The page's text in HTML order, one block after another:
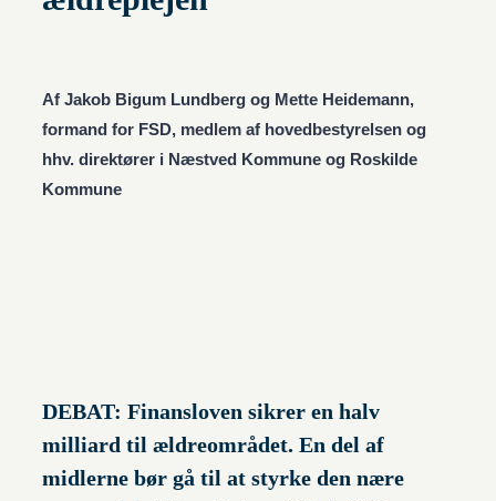
Af Jakob Bigum Lundberg og Mette Heidemann,
formand for FSD, medlem af hovedbestyrelsen og
hhv. direktører i Næstved Kommune og Roskilde
Kommune
DEBAT: Finansloven sikrer en halv
milliard til ældreområdet. En del af
midlerne bør gå til at styrke den nære